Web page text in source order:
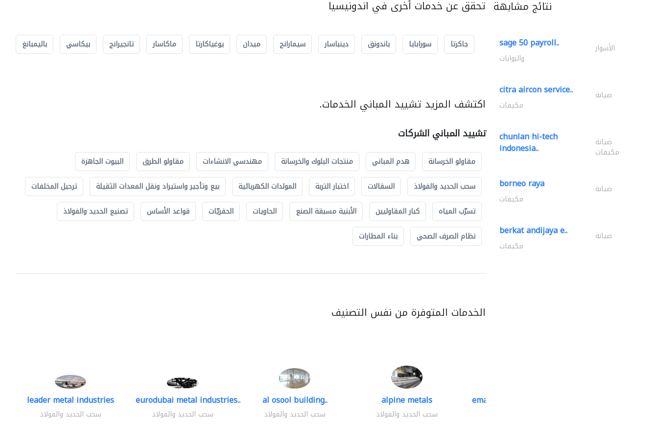
تحقق عن خدمات أخرى في اندونيسيا
جاكرتا سورابايا باندونق دينباسار سيمارانج ميدان يوغياكارتا ماكاسار تانجيرانج بيكاسي باليمبانغ
اكتشف المزيد تشييد المباني الخدمات.
تشييد المباني الشركات
مقاولو الخرسانة هدم المباني منتجات البلوك والخرسانة مهندسي الانشاءات مقاولو الطرق
البيوت الجاهزة
سحب الحديد والفولاذ
السقالات اختبار التربة المولدات الكهربائية بيع وتأجير واستيراد ونقل المعدات الثقيلة
ترحيل المخلفات
تسرّب المياه
كبار المقاوليين الأبنية مسبقة الصنع الحاويات الحفريّات قواعد الأساس
تصنيع الحديد والفولاذ
نظام الصرف الصحي
بناء المطارات
الخدمات المتوفرة من نفس التصنيف
leader metal industries
سحب الحديد والفولاذ
eurodubai metal industries..
سحب الحديد والفولاذ
al osool building..
سحب الحديد والفولاذ
alpine metals
سحب الحديد والفولاذ
emanco constructions contracting
نتائج مشابهة
sage 50 payroll.. الأسوار
والبوابات
citra aircon service.. صيانة
مكيفات
chunlan hi-tech
indonesia.. صيانة
مكيفات
borneo raya صيانة
مكيفات
berkat andijaya e.. صيانة
مكيفات